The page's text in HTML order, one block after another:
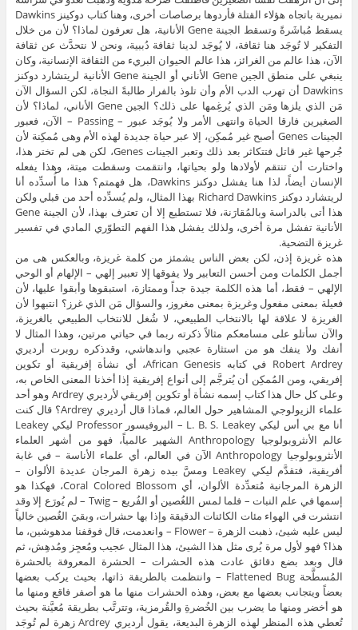
نميرية باتجاه هؤلاء القتلة فأردوها برصاصات أخرى، وهنا كتاب دوكينز Dawkins
يسقط مُباشَرةً وتسقط الجينة Gene الأنانية، هل تعرفون لماذا؟ لأن من خلال
التفكير لا تُوجَد هنا ثقافة، لا يُوجَد لدينا ثقافة دُببية، ونحن لا نتحدَّث عن ثقافة
الآن، هذا عالم من الغرائز، هذا عالم الحيوان البريء من الثقافة الإنسانية، وكان
ينبغي على منطق الجين Gene الأناني أو الجينة Gene الأنانية لريتشارد دوكنز
Dawkins أن تهرب الدب الأم وأن تلوذ بالفرار طالبةً النجاة، لكن السؤال الآن
مَن الذي يلزها ومَن الذي يُرغِمها على ذلك؟ الجين Gene الأناني، لماذا؟ لأن
الصغيرين فارقا الحياة وانتهى الأمر ولا يُوجَد عبور – Passing – الآن، فعبور
الجينات Genes أصبح غير مُمكِن، إلا عبر حياة جديدة لهذه الأم وهى مُمكِنة لأن
جُرحها غير قاتل فتتكاثر بعد ذلك وتعبر الجينات Genes، لكن هى لم تختر هذا،
واختارت أن تنتقم لأولادها ولو بحياتها، وانتقمت وسقطت ميتة، وهذا يفعله
الإنسان أيضاً، لذا هنا يفشل دوكنز Dawkins، هل فهمتم؟ هذا ما أُسدِّده أنا
لريتشارد دوكنز Richard Dawkins بهذا المثال، ولم يُسدِّده أحد من قبلي ولكن
هذا أتى بالدراسة وبالمُقارَنة، فلا تستطيع إلا أن تعترف بهذا، لأن الجينة Gene
الأنانية تفشل مرة أخرى، ولذلك يفشل هذا الفهم التطوّري المادي في تفسير
غريزة التضحية.
هذه غريزة إذن، لكن بعض الناس يشمئز من كلمة غريزة، وبالعكس هى من
أجمل الكلمات ومن أحسن التعابير ولا يفوقها إلا تعبير إلهي – الإلهام أو الوحي
الإلهي – فقط، أما هذه الكلمة جيدة جداً وممتازة، استبقوها وأبقوا عليها، لأن
فعيلة بمعنى مفعول وغريزة بمعنى مغروز، والسؤال مَن الذي غرز؟ انتبهوا لأن
الغريزة لا علاقة لها بالانتخاب الطبيعي، لا شُغل للانتخاب الطبيعي بالغريزة،
والآن سأتلو على مسامعكم مثالاً ذكرته ربما في حياتي مرتين، وهذا المثال لا
أنفك ولا ينفك هو من استثارة عجبي واندهاشي، وقدذكره روبرت أرديري
Robert Ardrey في كتابه African Genesis، أي نشأة إفريقية أو تكوين
إفريقي، ومن المُمكِن أن يُترجَّم إلى أنواع إفريقية إذا أخذنا المعنى الخاص به،
وعلى كل حال هذا كتاب إسمه نشأة أو تكوين إفريقي لأرديري Ardrey وهو أحد
علماء الزيولوجي المشاهير حول العالم، فماذا قال أرديري Ardrey؟ قال كنت
أنا مع بي أس ليكي L. B. S. Leakey – البروفيسور Professor ليكي Leakey
عالم الأنثروبولوجيا Anthropology الشهير عالمياً، فهو من أشهر العلماء
الأنثروبولوجيا Anthropology الآن في العالم، أي علماء الأناسة – في غابة
أفريقية، فتقدَّم ليكي Leakey ومسَّ بيده زهرة المرجان عديدة الألوان –
الزهرة المرجانية مُتعدِّدة الألوان، أي Coral Colored Blossom، فهكذا هو
إسمها في علم النبات – فلما لمس اللغُصين أو الفُريع – Twig – لم يُورَع إلا وقد
انتشرت في الهواء مئات الكائنات الدقيقة وإذا بها حشرات، وبقيَ الغُصين خالياً
ليس عليه شيئ، ذهبت الزهرة – Flower – وانعدمت، قال فوقفنا مدهوشين، ما
هذا؟ فهو لأول مرة يُرى مثل هذا الشيئ، هذا المثال عجيب ومُعجِز ومُدهِش، ثم
قال وبعد بضع دقائق عادت هذه الحشرات – الحشرة المعروفة بالحشرة
المُسطَّحة Flattened Bug – وانتظمت بالطريقة ذاتها، بحيث يركب بعضها
بعضاً ويتجانب بعضها مع بعض، وهذه الحشرات منها ما هو أصفر فاقع ومنها ما
هو أخضر ومنها ما يضرب بين الخُضرةِ والقُرمزية، وتترتَّب بطريقة مُعيَّنة بحيث
تُعطي هذه المنظر لهذه الزهرة البديعة، يقول أرديري Ardrey زهرة لم تُوجَد